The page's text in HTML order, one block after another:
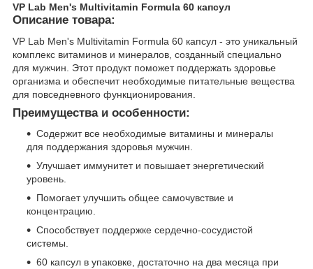
VP Lab Men's Multivitamin Formula 60 капсул
Описание товара:
VP Lab Men's Multivitamin Formula 60 капсул - это уникальный
комплекс витаминов и минералов, созданный специально
для мужчин. Этот продукт поможет поддержать здоровье
организма и обеспечит необходимые питательные вещества
для повседневного функционирования.
Преимущества и особенности:
Содержит все необходимые витамины и минералы
для поддержания здоровья мужчин.
Улучшает иммунитет и повышает энергетический
уровень.
Помогает улучшить общее самочувствие и
концентрацию.
Способствует поддержке сердечно-сосудистой
системы.
60 капсул в упаковке, достаточно на два месяца при